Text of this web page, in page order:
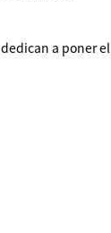
a poner el